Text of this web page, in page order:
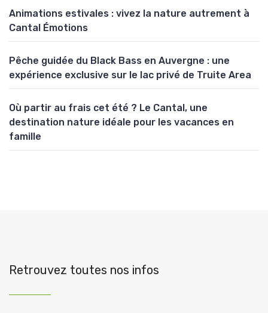
Animations estivales : vivez la nature autrement à
Cantal Émotions
Pêche guidée du Black Bass en Auvergne : une
expérience exclusive sur le lac privé de Truite Area
Où partir au frais cet été ? Le Cantal, une
destination nature idéale pour les vacances en
famille
Retrouvez toutes nos infos